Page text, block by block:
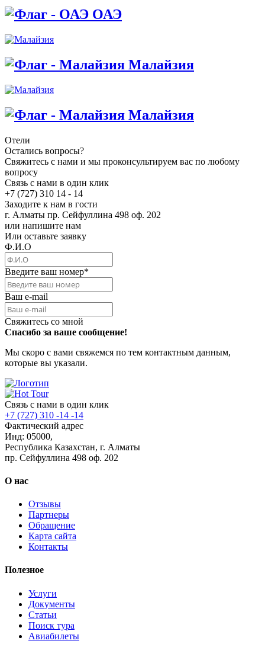
ОАЭ
Малайзия
Малайзия
Отели
Остались вопросы?
Свяжитесь с нами и мы проконсультируем вас по любому
вопросу
Связь с нами в один клик
+7 (727) 310 14 - 14
Заходите к нам в гости
г. Алматы пр. Сейфуллина 498 оф. 202
или напишите нам
Или оставьте заявку
Ф.И.О
Введите ваш номер*
Ваш e-mail
Свяжитесь со мной
Спасибо за ваше сообщение!
Мы скоро с вами свяжемся по тем контактным данным,
которые вы указали.
Связь с нами в один клик
+7 (727) 310 -14 -14
Фактический адрес
Инд: 05000,
Республика Казахстан, г. Алматы
пр. Сейфуллина 498 оф. 202
О нас
Отзывы
Партнеры
Обращение
Карта сайта
Контакты
Полезное
Услуги
Документы
Статьи
Поиск тура
Авиабилеты